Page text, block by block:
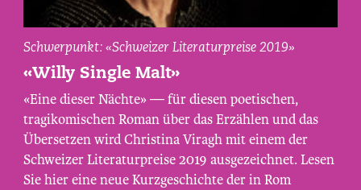
Christina
fotografiert
von
Maurice
Haas.
Schwerpunkt: «Schweizer Literaturpreise 2019»
«Willy Single Malt»
«Eine dieser Nächte» — für diesen poetischen,
tragikomischen Roman über das Erzählen und das
Übersetzen wird Christina Viragh mit einem der
Schweizer Literaturpreise 2019 ausgezeichnet. Lesen
Sie hier eine neue Kurzgeschichte der in Rom